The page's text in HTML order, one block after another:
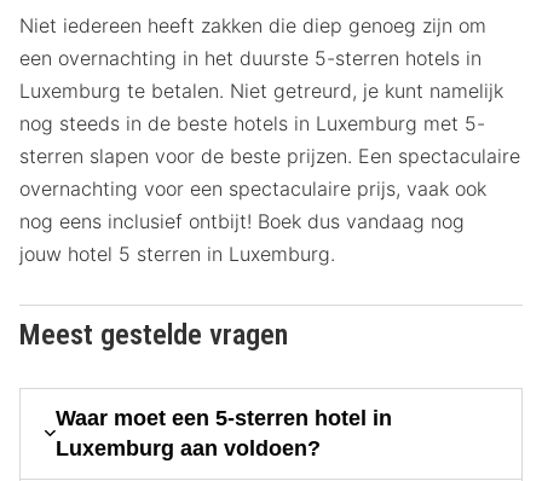
Niet iedereen heeft zakken die diep genoeg zijn om
een overnachting in het duurste 5-sterren hotels in
Luxemburg te betalen. Niet getreurd, je kunt namelijk
nog steeds in de beste hotels in Luxemburg met 5-
sterren slapen voor de beste prijzen. Een spectaculaire
overnachting voor een spectaculaire prijs, vaak ook
nog eens inclusief ontbijt! Boek dus vandaag nog
jouw hotel 5 sterren in Luxemburg.
Meest gestelde vragen
Waar moet een 5-sterren hotel in
Luxemburg aan voldoen?